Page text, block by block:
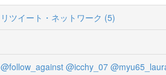
リツイート・ネットワーク (5)
@follow_against @icchy_07